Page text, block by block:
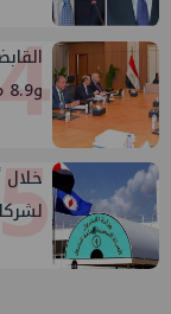
و8.9 مليار صافي ربح
خلال